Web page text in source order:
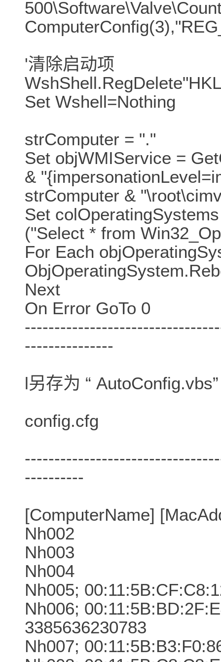
'清除启动项
Set Wshell=Nothing
strComputer = "."
Set objWMIService =
&
strComputer &
Set
("Select * from
For Each
Next
On Error GoTo 0
---------------
l另存为 “
config.cfg
----------
[ComputerName]
Nh002
Nh003
Nh004
Nh005;
Nh006;
3385636230783
Nh007;